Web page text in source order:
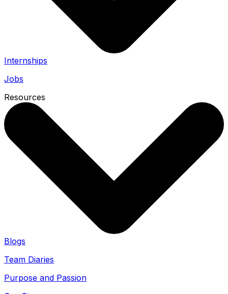
Internships
Jobs
Resources
Blogs
Team Diaries
Purpose and Passion